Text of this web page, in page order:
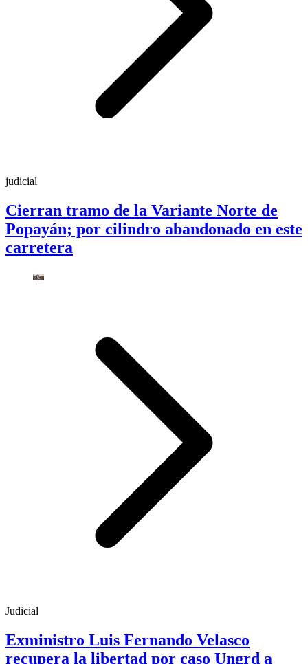
judicial
Cierran tramo de la Variante Norte de
Popayán; por cilindro abandonado en este
carretera
Judicial
Exministro Luis Fernando Velasco
recupera la libertad por caso Ungrd a